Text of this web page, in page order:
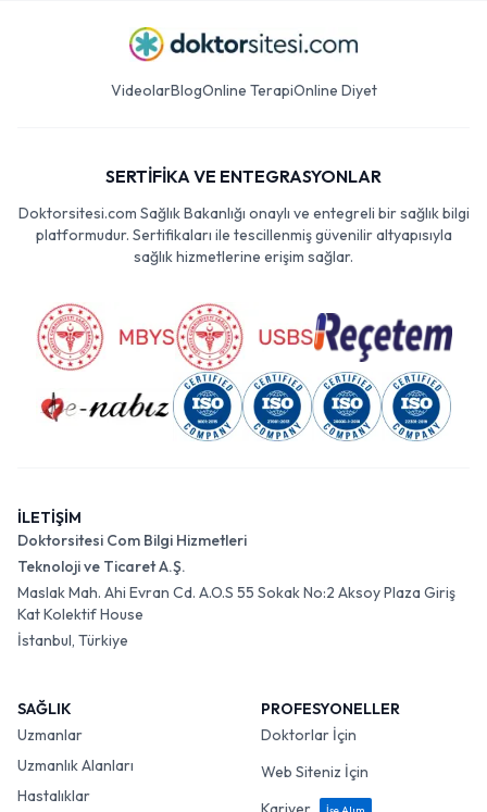
VideolarBlogOnline TerapiOnline Diyet
SERTİFİKA VE ENTEGRASYONLAR
Doktorsitesi.com Sağlık Bakanlığı onaylı ve entegreli bir sağlık bilgi
platformudur. Sertifikaları ile tescillenmiş güvenilir altyapısıyla
sağlık hizmetlerine erişim sağlar.
İLETİŞİM
Doktorsitesi Com Bilgi Hizmetleri
Teknoloji ve Ticaret A.Ş.
Maslak Mah. Ahi Evran Cd. A.O.S 55 Sokak No:2 Aksoy Plaza Giriş
Kat Kolektif House
İstanbul, Türkiye
SAĞLIK
Uzmanlar
Uzmanlık Alanları
Hastalıklar
PROFESYONELLER
Doktorlar İçin
Web Siteniz İçin